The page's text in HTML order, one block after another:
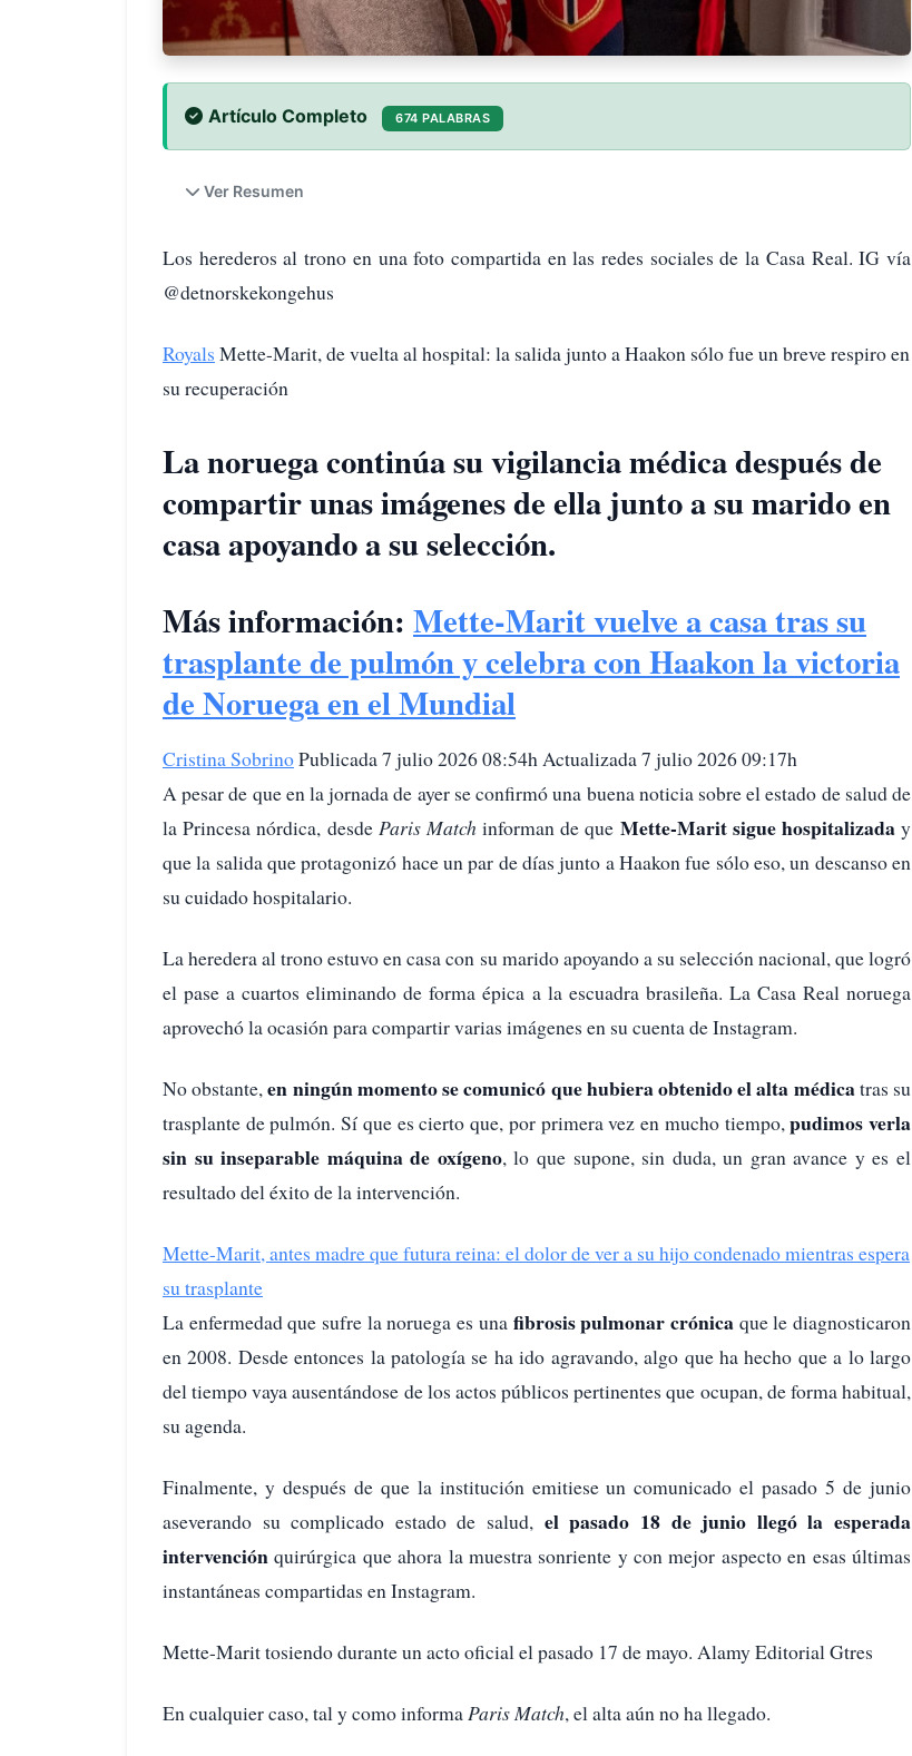
Artículo Completo 674 PALABRAS
Ver Resumen
Los herederos al trono en una foto compartida en las redes sociales de la Casa Real. IG vía
@detnorskekongehus
Royals Mette-Marit, de vuelta al hospital: la salida junto a Haakon sólo fue un breve respiro en
su recuperación
La noruega continúa su vigilancia médica después de
compartir unas imágenes de ella junto a su marido en
casa apoyando a su selección.
Más información: Mette-Marit vuelve a casa tras su
trasplante de pulmón y celebra con Haakon la victoria
de Noruega en el Mundial
Cristina SobrinoPublicada 7 julio 2026 08:54h Actualizada 7 julio 2026 09:17h
A pesar de que en la jornada de ayer se confirmó una buena noticia sobre el estado de salud de
la Princesa nórdica, desde Paris Match informan de que Mette-Marit sigue hospitalizaday
que la salida que protagonizó hace un par de días junto a Haakon fue sólo eso, un descanso en
su cuidado hospitalario.
La heredera al trono estuvo en casa con su marido apoyando a su selección nacional, que logró
el pase a cuartos eliminando de forma épica a la escuadra brasileña. La Casa Real noruega
aprovechó la ocasión para compartir varias imágenes en su cuenta de Instagram.
No obstante,en ningún momento se comunicó que hubiera obtenido el alta médicatras su
trasplante de pulmón. Sí que es cierto que, por primera vez en mucho tiempo,pudimos verla
sin su inseparable máquina de oxígeno, lo que supone, sin duda, un gran avance y es el
resultado del éxito de la intervención.
Mette-Marit, antes madre que futura reina: el dolor de ver a su hijo condenado mientras espera
su trasplante
La enfermedad que sufre la noruega es una fibrosis pulmonar crónicaque le diagnosticaron
en 2008. Desde entonces la patología se ha ido agravando, algo que ha hecho que a lo largo
del tiempo vaya ausentándose de los actos públicos pertinentes que ocupan, de forma habitual,
su agenda.
Finalmente, y después de que la institución emitiese un comunicado el pasado 5 de junio
aseverando su complicado estado de salud, el pasado 18 de junio llegó la esperada
intervención quirúrgica que ahora la muestra sonriente y con mejor aspecto en esas últimas
instantáneas compartidas en Instagram.
Mette-Marit tosiendo durante un acto oficial el pasado 17 de mayo. Alamy Editorial Gtres
En cualquier caso, tal y como informaParis Match, el alta aún no ha llegado.